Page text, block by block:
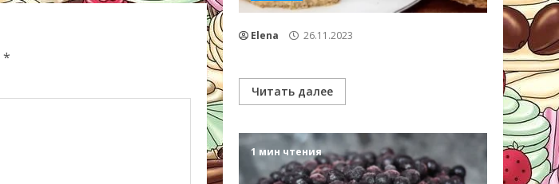
*
Elena 26.11.2023
Читать далее
1 мин чтения